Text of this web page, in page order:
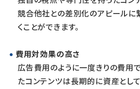
競合他社との差別化のアピールに
くことができます。
費用対効果の高さ
広告費用のように一度きりの費用
たコンテンツは長期的に資産とし